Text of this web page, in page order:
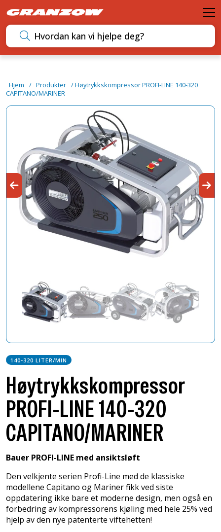
Søk etter innhold
Hjem / Produkter /Høytrykkskompressor PROFI-LINE 140-320
CAPITANO/MARINER
140-320 LITER/MIN
Høytrykkskompressor
PROFI-LINE 140-320
CAPITANO/MARINER
Bauer PROFI-LINE med ansiktsløft
Den velkjente serien Profi-Line med de klassiske
modellene Capitano og Mariner fikk ved siste
oppdatering ikke bare et moderne design, men også en
forbedring av kompressorens kjøling med hele 25% ved
hjelp av den nye patenterte viftehetten!